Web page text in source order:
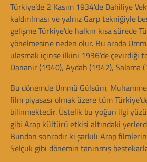
Türkiye’de 2 Kasım 1934’de Dahiliye
kaldırılması ve yalnız Garp tekniğiyle
gelişme Türkiye’de halkın kısa sürede
yönelmesine neden olur. Bu arada
ulaşmak içinse ilkini 1936’de çevirdiği
Dananir (1940), Aydah (1942), Salama
Bu dönemde Ümmü Gülsüm,
film piyasası olmak üzere tüm
bilinmektedir. Üstelik bu yoğun ilgi
gibi Arap kültürü etkisi altındaki
Bundan sonradır ki şarkılı Arap
Selçuk gibi dönemin tanınmış